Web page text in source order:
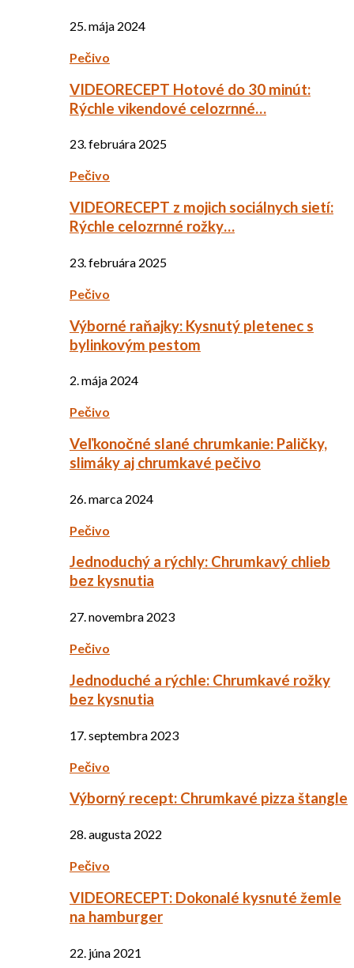
25. mája 2024
Pečivo
VIDEORECEPT Hotové do 30 minút:
Rýchle vikendové celozrnné…
23. februára 2025
Pečivo
VIDEORECEPT z mojich sociálnych sietí:
Rýchle celozrnné rožky…
23. februára 2025
Pečivo
Výborné raňajky: Kysnutý pletenec s
bylinkovým pestom
2. mája 2024
Pečivo
Veľkonočné slané chrumkanie: Paličky,
slimáky aj chrumkavé pečivo
26. marca 2024
Pečivo
Jednoduchý a rýchly: Chrumkavý chlieb
bez kysnutia
27. novembra 2023
Pečivo
Jednoduché a rýchle: Chrumkavé rožky
bez kysnutia
17. septembra 2023
Pečivo
Výborný recept: Chrumkavé pizza štangle
28. augusta 2022
Pečivo
VIDEORECEPT: Dokonalé kysnuté žemle
na hamburger
22. júna 2021